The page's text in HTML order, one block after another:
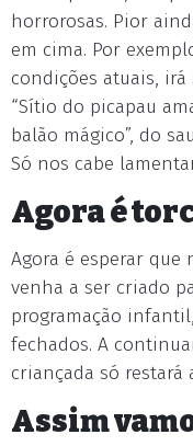
horrorosas. Pior
em cima. Por
condições atuais,
“Sítio do picapau
balão mágico”, do
Só nos cabe
Agora é
Agora é esperar
venha a ser criado
programação
fechados. A
criançada só
Assim